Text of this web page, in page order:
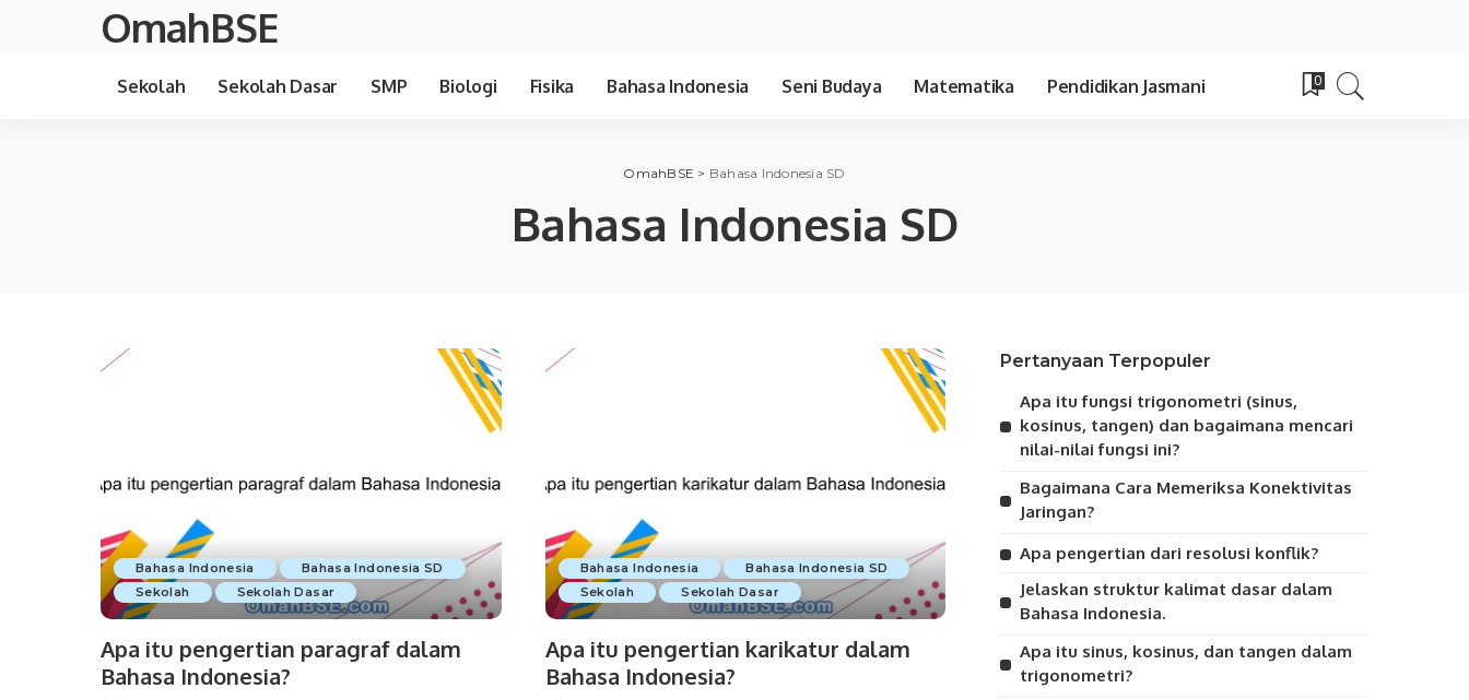
OmahBSE
Sekolah Sekolah Dasar SMP Biologi Fisika Bahasa Indonesia Seni Budaya Matematika Pendidikan Jasmani 0
OmahBSE > Bahasa Indonesia SD
Bahasa Indonesia SD
Bahasa Indonesia
Bahasa Indonesia SD
Sekolah
Sekolah Dasar
Apa itu pengertian paragraf dalam
Bahasa Indonesia?
Bahasa Indonesia
Bahasa Indonesia SD
Sekolah
Sekolah Dasar
Apa itu pengertian karikatur dalam
Bahasa Indonesia?
Pertanyaan Terpopuler
Apa itu fungsi trigonometri (sinus,
kosinus, tangen) dan bagaimana mencari
nilai-nilai fungsi ini?
Bagaimana Cara Memeriksa Konektivitas
Jaringan?
Apa pengertian dari resolusi konflik?
Jelaskan struktur kalimat dasar dalam
Bahasa Indonesia.
Apa itu sinus, kosinus, dan tangen dalam
trigonometri?